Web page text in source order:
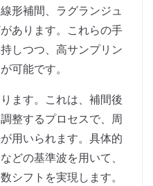
形補間、ラグランジュ
あります。これらの手
しつつ、高サンプリン
可能です。
ます。これは、補間後
整するプロセスで、周
用いられます。具体的
どの基準波を用いて、
シフトを実現します。